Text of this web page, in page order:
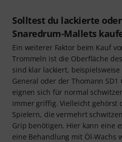
Solltest du lackierte
Snaredrum-Mallets
Ein weiterer Faktor beim Kauf
Trommeln ist die Oberfläche
sind klar lackiert,
General oder der Thomann SD1
eignen sich für normal
immer griffig. Vielleicht gehörst
Spielern, die vermehrt
Grip benötigen. Hier kann eine
eine Behandlung mit Öl-Wachs